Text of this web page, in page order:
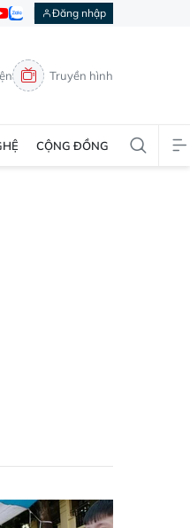
Đăng nhập
Truyền hình
CỘNG ĐỒNG